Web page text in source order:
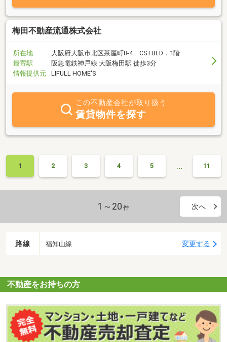
いています。又「無料」にてお見積もりもさせて頂きます。お値打
ちの価格でのリフォーム等もご提供できると思いますので、どうか
お気軽にお問い合わせいただければと思います。心よりお待ち致し
梅田不動産流通株式会社
所在地
大阪府大阪市北区茶屋町8-4 CSTBLD．1階
最寄駅
阪急電鉄神戸線 大阪梅田駅 徒歩3分
情報提供元
LIFULL HOME'S
この不動産会社が取り扱う
賃貸物件を探す
1 2 3 4 5 … 11
1～20 件 次へ
路線 福知山線 変更する
不動産をお持ちの方